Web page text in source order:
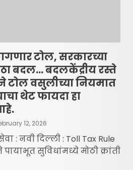
टोल, सरकारच्या
बदल… बदलकेंद्रीय रस्ते
टोल वसुलीच्या नियमात
थेट फायदा हा
12, 2026
: नवी दिल्ली : Toll Tax Rule
सुविधांमध्ये मोठी क्रांती